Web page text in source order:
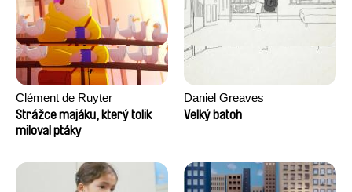
Clément de Ruyter
Strážce majáku, který tolik
miloval ptáky
Daniel Greaves
Velký batoh